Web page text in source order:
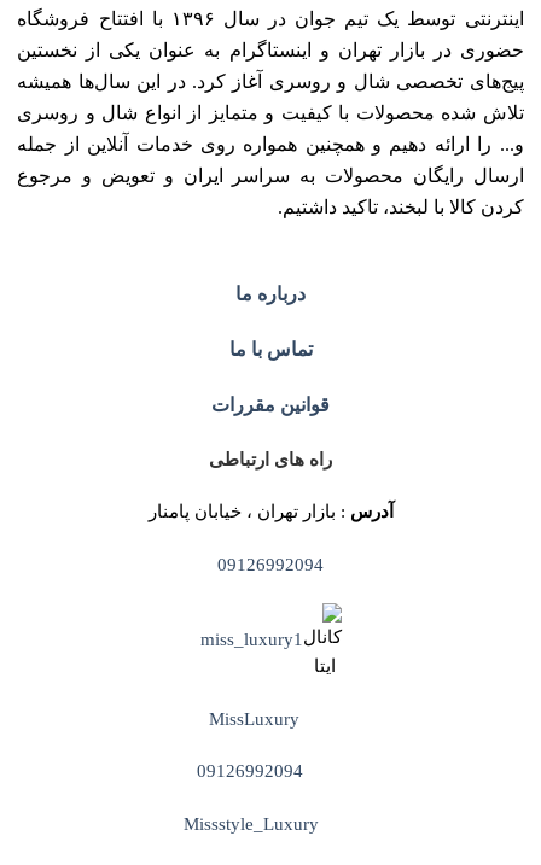
اینترنتی توسط یک تیم جوان در سال ۱۳۹۶ با افتتاح فروشگاه
حضوری در بازار تهران و اینستاگرام به عنوان یکی از نخستین
پیج‌های تخصصی شال و روسری آغاز کرد. در این سال‌ها همیشه
تلاش شده محصولات با کیفیت و متمایز از انواع شال و روسری
و... را ارائه دهیم و همچنین همواره روی خدمات آنلاین از جمله
ارسال رایگان محصولات به سراسر ایران و تعویض و مرجوع
کردن کالا با لبخند، تاکید داشتیم.
درباره ما
تماس با ما
قوانین مقررات
راه های ارتباطی
آدرس : بازار تهران ، خیابان پامنار
09126992094
miss_luxury1
MissLuxury
09126992094
Missstyle_Luxury